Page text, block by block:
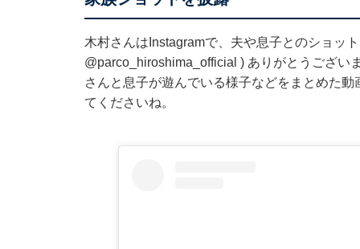
木村さんはInstagramで、夫や息子とのショッ
@parco_hiroshima_official ) ありがとうござい
さんと息子が遊んでいる様子などをまとめた
てくださいね。